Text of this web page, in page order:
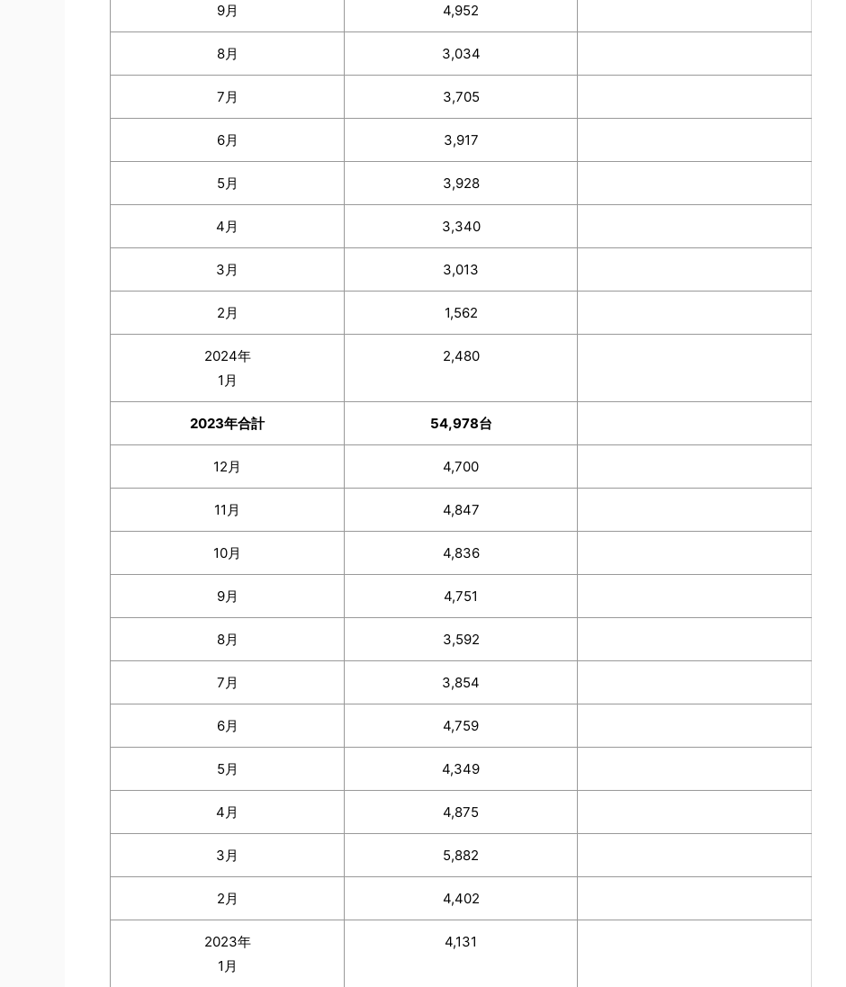
9月 4,952
8月 3,034
7月 3,705
6月 3,917
5月 3,928
4月 3,340
3月 3,013
2月 1,562
2024年
1月
2,480
2023年合計 54,978台
12月 4,700
11月 4,847
10月 4,836
9月 4,751
8月 3,592
7月 3,854
6月 4,759
5月 4,349
4月 4,875
3月 5,882
2月 4,402
2023年
1月
4,131